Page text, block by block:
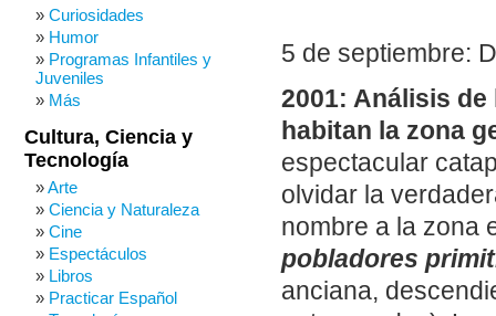
5 de septiembre:
2001: Análisis
habitan la zona
espectacular
olvidar la
nombre a la zona
pobladores
anciana,
Curiosidades
Humor
Programas Infantiles y
Juveniles
Más
Cultura, Ciencia y
Tecnología
Arte
Ciencia y Naturaleza
Cine
Espectáculos
Libros
Practicar Español